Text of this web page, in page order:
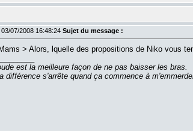
03/07/2008 16:48:24 Sujet du message :
> Alors, lquelle des propositions de Niko vous
est la meilleure façon de ne pas baisser les bras.
différence s'arrête quand ça commence à